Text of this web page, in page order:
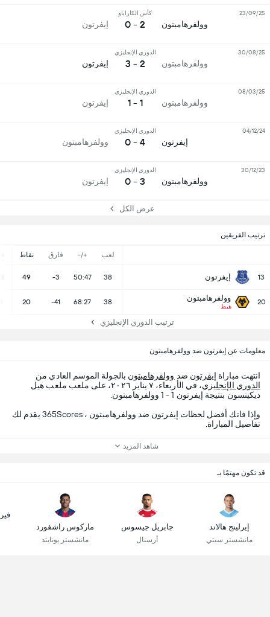
ترتيب الفريقين
لعب +/- فارق نقاط
13 إيفرتون 38
50:47
-3
49
20 وولفرهامبتون
هبط
38
68:27
-41
20
ترتيب الدوري الإنجليزي
وولفرهامبتون
كأس الكاراباو
2 - 0 إيفرتون
23/09/25
وولفرهامبتون
الدوري الإنجليزي
2 - 3 إيفرتون
30/08/25
وولفرهامبتون
الدوري الإنجليزي
1 - 1 إيفرتون
08/03/25
إيفرتون
الدوري الإنجليزي
4 - 0 وولفرهامبتون
04/12/24
وولفرهامبتون
الدوري الإنجليزي
3 - 0 إيفرتون
30/12/23
عرض الكل
معلومات عن إيفرتون ضد وولفرهامبتون
انتهت مباراة إيفرتون ضد وولفرهامبتون بالجولة الموسم العادي من
الدوري الإنجليزي
، في الأربعاء، ٧ يناير ٢٠٢٦، على ملعب ملعب هيل
ديكينسون بنتيجة إيفرتون 1 - 1 وولفرهامبتون.
وإذا فاتك أفضل لحظات إيفرتون ضد وولفرهامبتون ، 365Scores يقدم لك
تفاصيل المباراة.
شاهد المزيد
قد تكون مهتمًا بـ
إيرلينج هالاند
مانشستر سيتي
جابريل جيسوس
أرسنال
ماركوس راشفورد
مانشستر يونايتد